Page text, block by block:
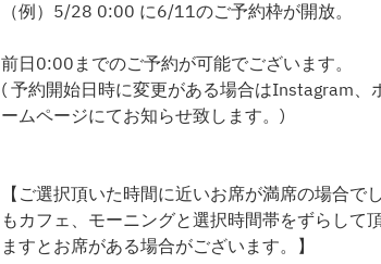
（例）5/28 0:00 に6/11のご予約枠が開放。
前日0:00までのご予約が可能でございます。
( 予約開始日時に変更がある場合はInstagram、
ームページにてお知らせ致します。)
【ご選択頂いた時間に近いお席が満席の場合で
もカフェ、モーニングと選択時間帯をずらして
ますとお席がある場合がございます。】